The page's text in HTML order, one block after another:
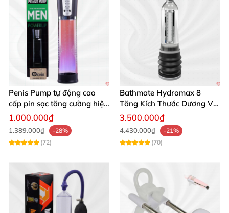
Penis Pump tự động cao
cấp pin sạc tăng cường hiệu
quả mua ngay
1.000.000₫
1.389.000₫
-28%
(72)
Bathmate Hydromax 8
Tăng Kích Thước Dương Vật
An Toàn Hiệu Quả
3.500.000₫
4.430.000₫
-21%
(70)